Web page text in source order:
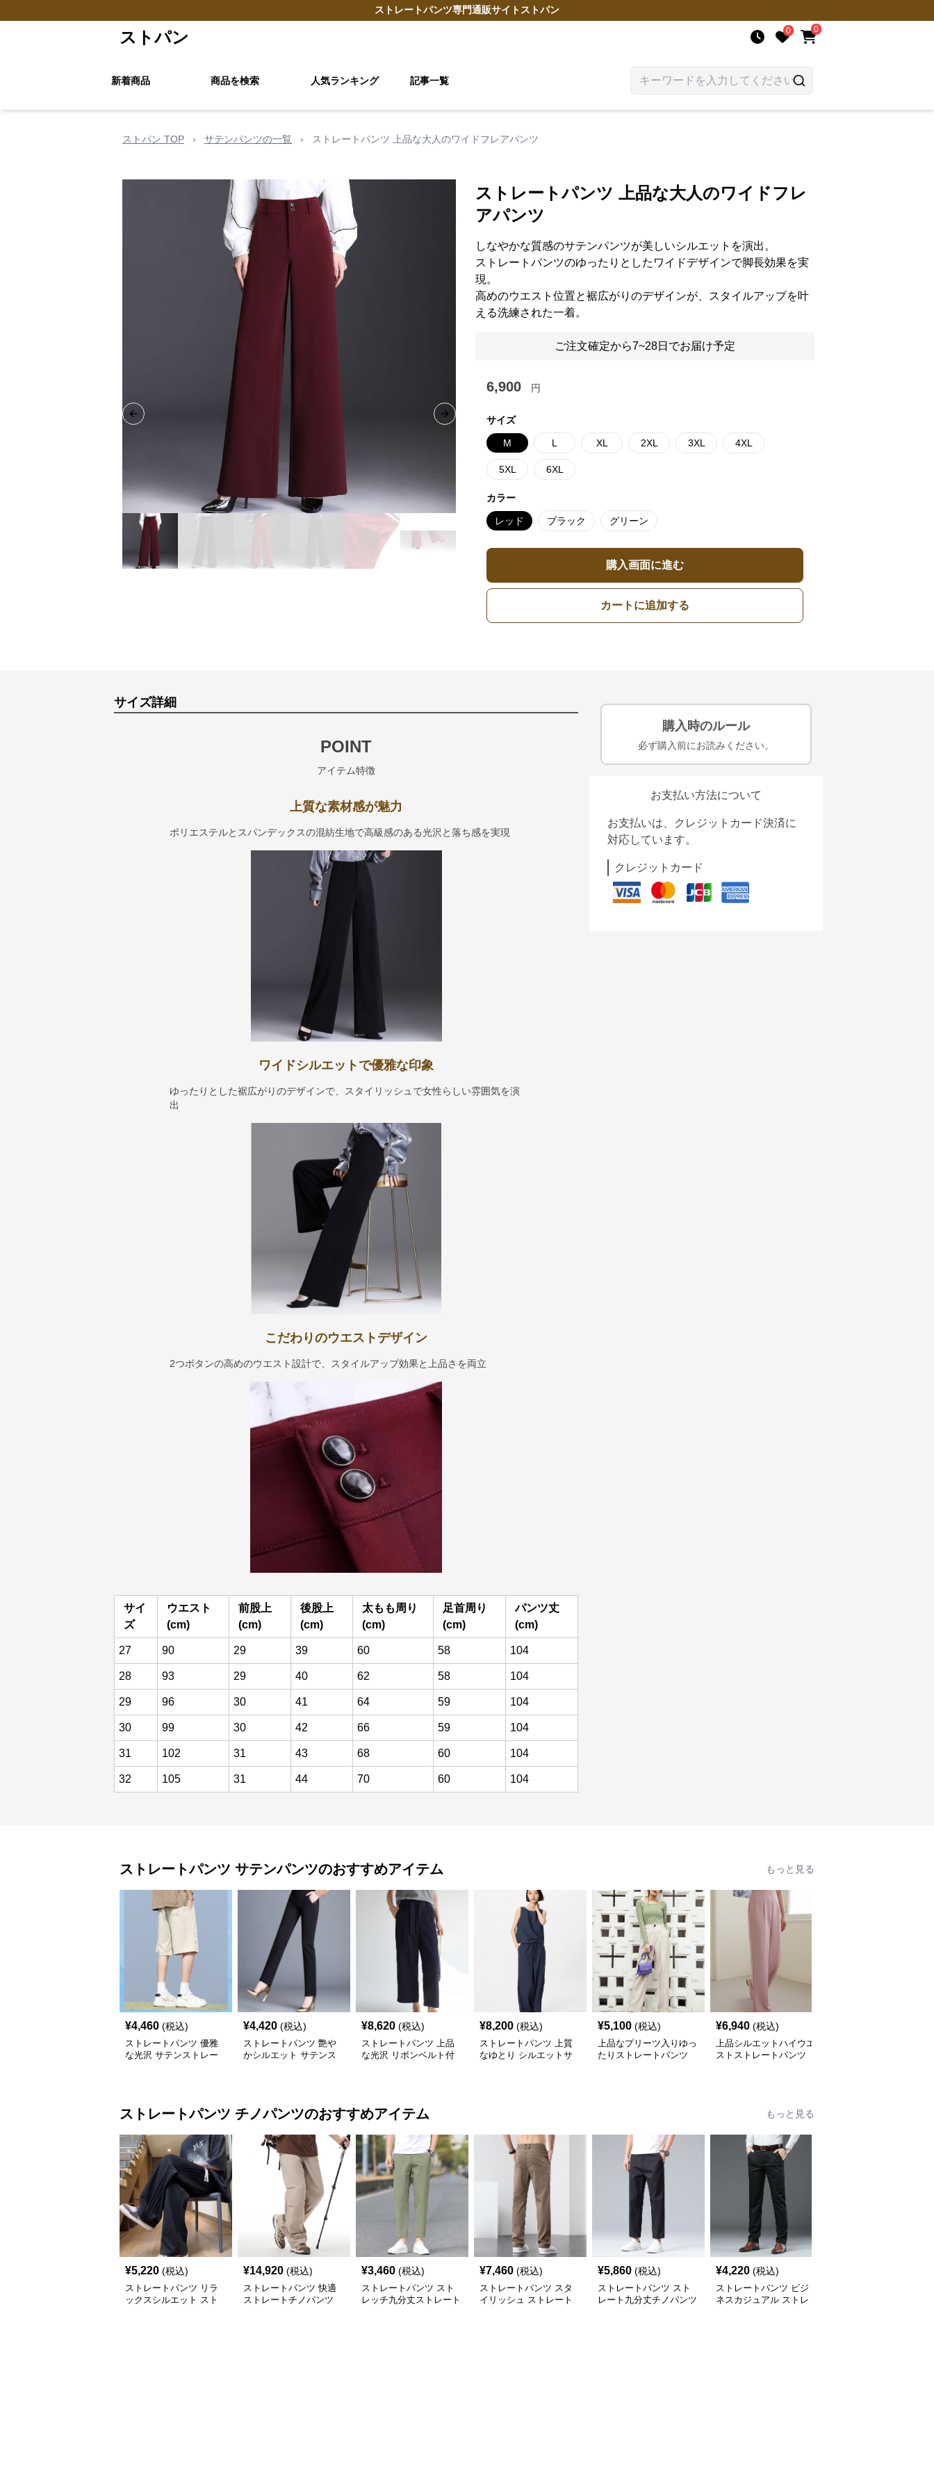
ストレートパンツ専門通販サイト ストパン
ストパン 0 0
新着商品 商品を検索 人気ランキング 記事一覧
ストパン TOP › サテンパンツの一覧 › ストレートパンツ 上品な大人のワイドフレアパンツ
Previous slide Next slide
ストレートパンツ 上品な大人のワイドフレ
アパンツ
しなやかな質感のサテンパンツが美しいシルエットを演出。
ストレートパンツのゆったりとしたワイドデザインで脚長効果を実
現。
高めのウエスト位置と裾広がりのデザインが、スタイルアップを叶
える洗練された一着。
ご注文確定から7~28日でお届け予定
6,900 円
サイズ
M L XL 2XL 3XL 4XL
5XL 6XL
カラー
レッド ブラック グリーン
購入画面に進む
カートに追加する
サイズ詳細
POINT
アイテム特徴
上質な素材感が魅力
ポリエステルとスパンデックスの混紡生地で高級感のある光沢と落ち感を実現
ワイドシルエットで優雅な印象
ゆったりとした裾広がりのデザインで、スタイリッシュで女性らしい雰囲気を演
出
こだわりのウエストデザイン
2つボタンの高めのウエスト設計で、スタイルアップ効果と上品さを両立
サイ
ズ
ウエスト
(cm)
前股上
(cm)
後股上
(cm)
太もも周り
(cm)
足首周り
(cm)
パンツ丈
(cm)
27 90 29 39 60 58 104
28 93 29 40 62 58 104
29 96 30 41 64 59 104
30 99 30 42 66 59 104
31 102 31 43 68 60 104
32 105 31 44 70 60 104
購入時のルール
必ず購入前にお読みください。
お支払い方法について
お支払いは、クレジットカード決済に
対応しています。
クレジットカード
ストレートパンツ サテンパンツのおすすめアイテム もっと見る
¥4,460 (税込)
ストレートパンツ 優雅
な光沢 サテンストレー
¥4,420 (税込)
ストレートパンツ 艶や
かシルエット サテンス
¥8,620 (税込)
ストレートパンツ 上品
な光沢 リボンベルト付
¥8,200 (税込)
ストレートパンツ 上質
なゆとり シルエットサ
¥5,100 (税込)
上品なプリーツ入りゆっ
たりストレートパンツ
¥6,940 (税込)
上品シルエットハイウエ
ストストレートパンツ
ストレートパンツ チノパンツのおすすめアイテム もっと見る
¥5,220 (税込)
ストレートパンツ リラ
ックスシルエット スト
¥14,920 (税込)
ストレートパンツ 快適
ストレートチノパンツ
¥3,460 (税込)
ストレートパンツ スト
レッチ九分丈ストレート
¥7,460 (税込)
ストレートパンツ スタ
イリッシュ ストレート
¥5,860 (税込)
ストレートパンツ スト
レート九分丈チノパンツ
¥4,220 (税込)
ストレートパンツ ビジ
ネスカジュアル ストレ